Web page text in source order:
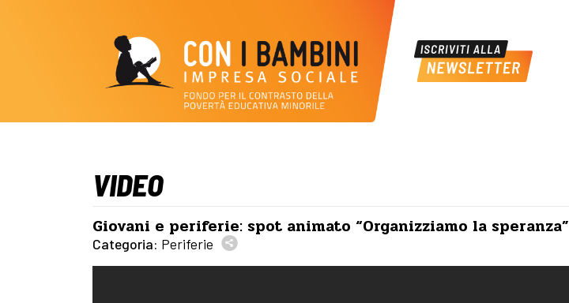
VIDEO
Giovani e periferie: spot animato “Organizziamo la speranza”
Categoria: Periferie